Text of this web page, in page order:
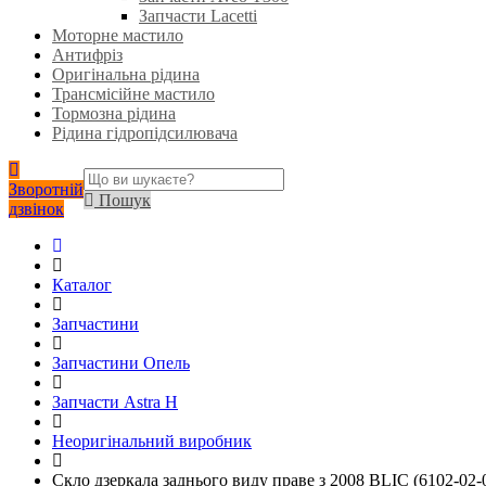
Запчасти Lacetti
Моторне мастило
Антифріз
Оригінальна рідина
Трансмісійне мастило
Тормозна рідина
Рідина гідропідсилювача
Зворотній
дзвінок
Пошук
Каталог
Запчастини
Запчастини Опель
Запчасти Astra H
Неоригінальний виробник
Скло дзеркала заднього виду праве з 2008 BLIC (6102-